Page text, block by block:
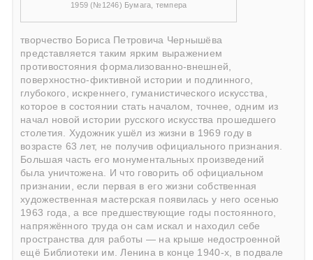
1959 (№1246) Бумага, темпера
творчество Бориса Петровича Чернышёва
представляется таким ярким выражением
противостояния формализованно-внешней,
поверхностно-фиктивной истории и подлинного,
глубокого, искреннего, гуманистического искусства,
которое в состоянии стать началом, точнее, одним из
начал новой истории русского искусства прошедшего
столетия. Художник ушёл из жизни в 1969 году в
возрасте 63 лет, не получив официального признания.
Большая часть его монументальных произведений
была уничтожена. И что говорить об официальном
признании, если первая в его жизни собственная
художественная мастерская появилась у него осенью
1963 года, а все предшествующие годы постоянного,
напряжённого труда он сам искал и находил себе
пространства для работы — на крыше недостроенной
ещё Библиотеки им. Ленина в конце 1940-х, в подвале